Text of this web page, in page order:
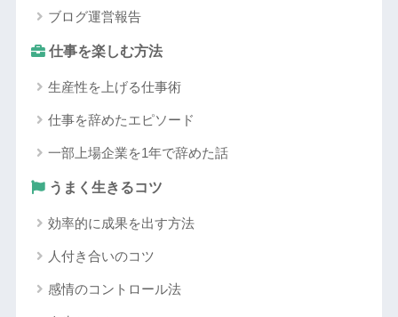
ブログ運営報告
仕事を楽しむ方法
生産性を上げる仕事術
仕事を辞めたエピソード
一部上場企業を1年で辞めた話
うまく生きるコツ
効率的に成果を出す方法
人付き合いのコツ
感情のコントロール法